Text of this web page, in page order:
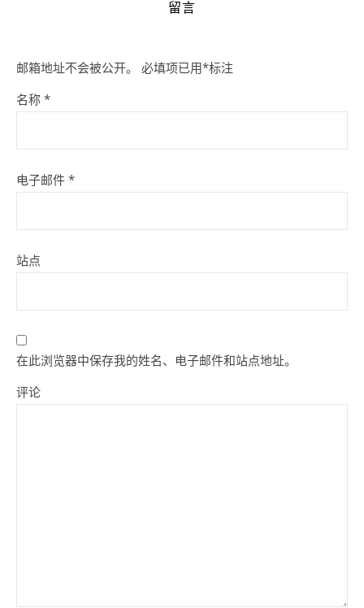
留言
邮箱地址不会被公开。 必填项已用*标注
名称 *
电子邮件 *
站点
在此浏览器中保存我的姓名、电子邮件和站点地址。
评论